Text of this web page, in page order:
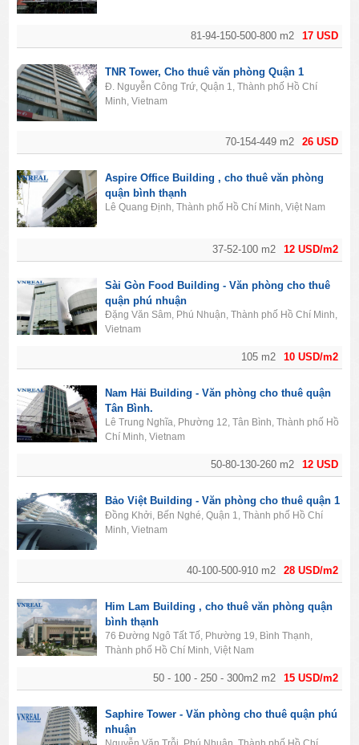
17 USD
81-94-150-500-800 m2
26 USD
70-154-449 m2
TNR Tower, Cho thuê văn phòng Quận 1
Đ. Nguyễn Công Trứ, Quận 1, Thành phố Hồ Chí
Minh, Vietnam
12 USD/m2
37-52-100 m2
Aspire Office Building , cho thuê văn phòng
quận bình thạnh
Lê Quang Định, Thành phố Hồ Chí Minh, Việt Nam
10 USD/m2
105 m2
Sài Gòn Food Building - Văn phòng cho thuê
quận phú nhuận
Đặng Văn Sâm, Phú Nhuận, Thành phố Hồ Chí Minh,
Vietnam
12 USD
50-80-130-260 m2
Nam Hải Building - Văn phòng cho thuê quận
Tân Bình.
Lê Trung Nghĩa, Phường 12, Tân Bình, Thành phố Hồ
Chí Minh, Vietnam
28 USD/m2
40-100-500-910 m2
Bảo Việt Building - Văn phòng cho thuê quận 1
Đồng Khởi, Bến Nghé, Quận 1, Thành phố Hồ Chí
Minh, Vietnam
15 USD/m2
50 - 100 - 250 - 300m2 m2
Him Lam Building , cho thuê văn phòng quận
bình thạnh
76 Đường Ngô Tất Tố, Phường 19, Bình Thạnh,
Thành phố Hồ Chí Minh, Việt Nam
Saphire Tower - Văn phòng cho thuê quận phú
nhuận